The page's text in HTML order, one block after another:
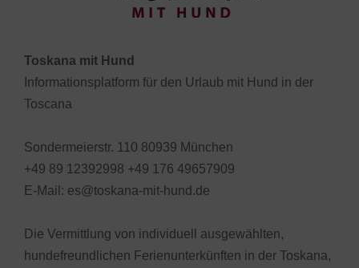
Toskana mit Hund
Informationsplatform für den Urlaub mit Hund in der
Toscana
Sondermeierstr. 110 80939 München
+49 89 12392998 +49 176 49657909
E-Mail: es@toskana-mit-hund.de
Die Vermittlung von individuell ausgewählten,
hundefreundlichen Ferienunterkünften in der Toskana,